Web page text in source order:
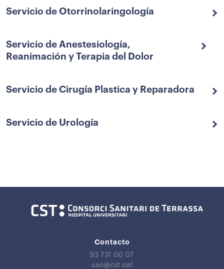
Servicio de Otorrinolaringología
Servicio de Anestesiología,
Reanimación y Terapia del Dolor
Servicio de Cirugía Plastica y Reparadora
Servicio de Urología
Contacto
93 731 00 07
uac@cst.cat